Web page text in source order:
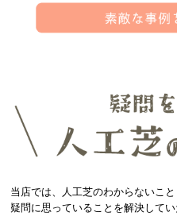
当店では、人工芝のわからないこと
疑問に思っていることを解決して